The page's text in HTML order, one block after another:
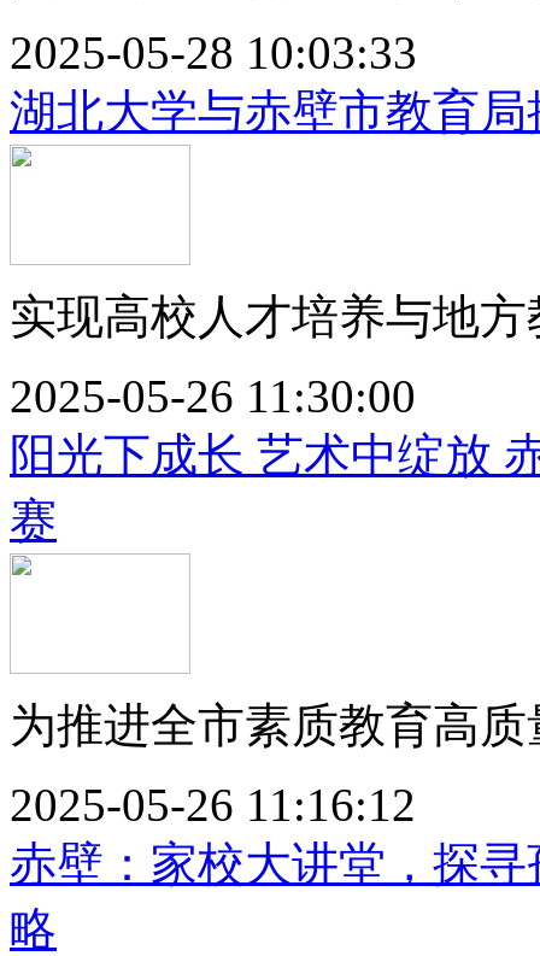
2025-05-28 10:03:33
湖北大学与赤壁市教育
实现高校人才培养与地
2025-05-26 11:30:00
阳光下成长 艺术中绽放
赛
为推进全市素质教育高
2025-05-26 11:16:12
赤壁：家校大讲堂，探
略